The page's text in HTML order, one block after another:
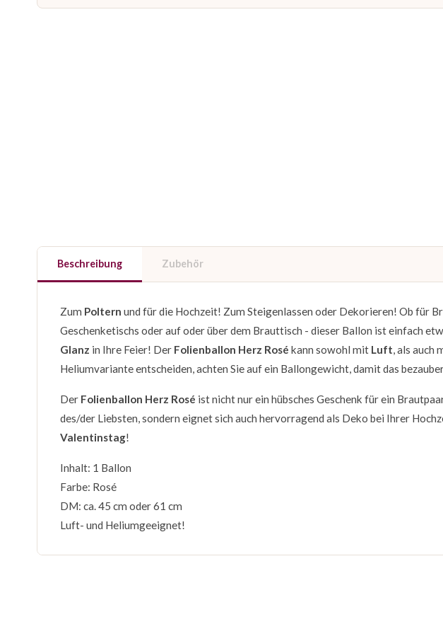
Beschreibung Zubehör
Zum Poltern und für die Hochzeit! Zum Steigenlassen oder Dekorieren! Ob für
Geschenketischs oder auf oder über dem Brauttisch - dieser Ballon ist einfach
Glanz in Ihre Feier! Der Folienballon Herz Rosé kann sowohl mit Luft, als auch
Heliumvariante entscheiden, achten Sie auf ein Ballongewicht, damit das
Der Folienballon Herz Rosé ist nicht nur ein hübsches Geschenk für ein
des/der Liebsten, sondern eignet sich auch hervorragend als Deko bei Ihrer
Valentinstag!
Inhalt: 1 Ballon
Farbe: Rosé
DM: ca. 45 cm oder 61 cm
Luft- und Heliumgeeignet!